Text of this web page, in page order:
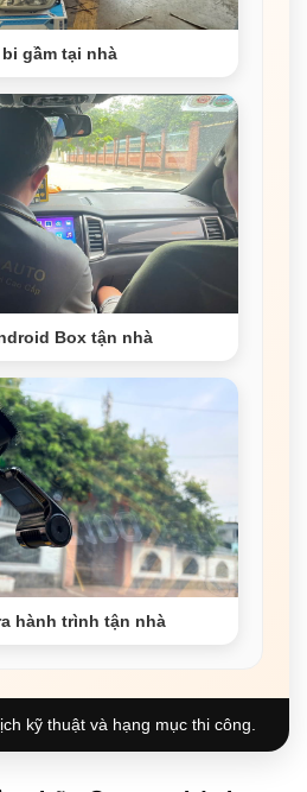
gầm tại nhà
Box tận nhà
hành trình tận nhà
kỹ thuật và hạng mục thi công.